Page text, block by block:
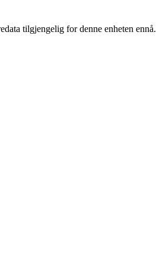
tilgjengelig for denne enheten ennå.